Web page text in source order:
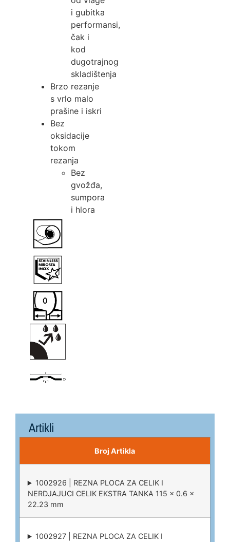
i gubitka
performansi,
čak i
kod
dugotrajnog
skladištenja
Brzo rezanje
s vrlo malo
prašine i iskri
Bez
oksidacije
tokom
rezanja
Bez
gvožđa,
sumpora
i hlora
Artikli
Broj Artikla
1002926 | REZNA PLOCA ZA CELIK I
NERDJAJUCI CELIK EKSTRA TANKA 115 x 0.6 x
22.23 mm
1002927 | REZNA PLOCA ZA CELIK I